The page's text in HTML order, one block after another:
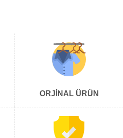
ORJİNAL ÜRÜN